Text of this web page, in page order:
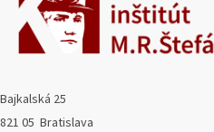
Bajkalská 25
821 05 Bratislava